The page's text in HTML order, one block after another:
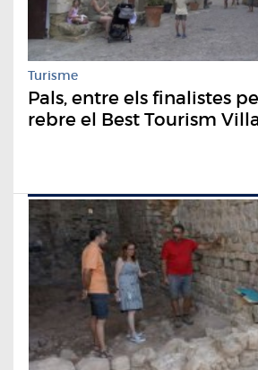
Turisme
Pals, entre els finalistes
rebre el Best Tourism